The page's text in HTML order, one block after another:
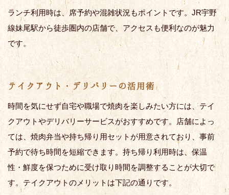
ランチ利用時は、席予約や混雑状況もポイントです。JR宇野
線妹尾駅から徒歩圏内の店舗で、アクセスも便利なのが魅力
です。
テイクアウト・デリバリーの活用術
時間を気にせず自宅や職場で焼肉を楽しみたい方には、テイ
クアウトやデリバリーサービスがおすすめです。店舗によっ
ては、焼肉弁当や持ち帰り用セットが用意されており、事前
予約で待ち時間を短縮できます。持ち帰り利用時は、保温
性・鮮度を保つために受け取り時間を調整することが大切で
す。テイクアウトのメリットは下記の通りです。